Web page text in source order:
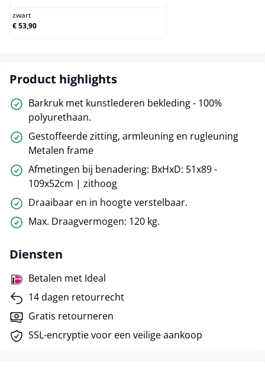
zwart
€ 53,90
Product highlights
Barkruk met kunstlederen bekleding - 100%
polyurethaan.
Gestoffeerde zitting, armleuning en rugleuning
Metalen frame
Afmetingen bij benadering: BxHxD: 51x89 -
109x52cm | zithoog
Draaibaar en in hoogte verstelbaar.
Max. Draagvermogen: 120 kg.
Diensten
Betalen met Ideal
14 dagen retourrecht
Gratis retourneren
SSL-encryptie voor een veilige aankoop